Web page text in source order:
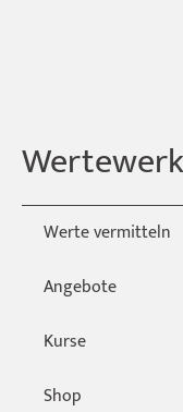
Werte vermitteln
Angebote
Kurse
Shop